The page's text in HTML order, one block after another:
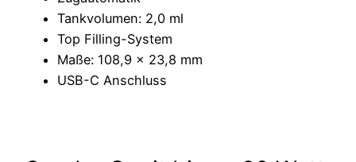
Tankvolumen: 2,0 ml
Top Filling-System
Maße: 108,9 x 23,8 mm
USB-C Anschluss